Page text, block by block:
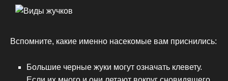
Вспомните, какие именно насекомые вам приснились:
Большие черные жуки могут означать клевету.